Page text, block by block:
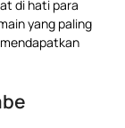
di hati para
yang paling